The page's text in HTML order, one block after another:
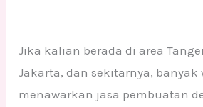
Jika kalian berada di area
Jakarta, dan sekitarnya, banyak
menawarkan jasa pembuatan